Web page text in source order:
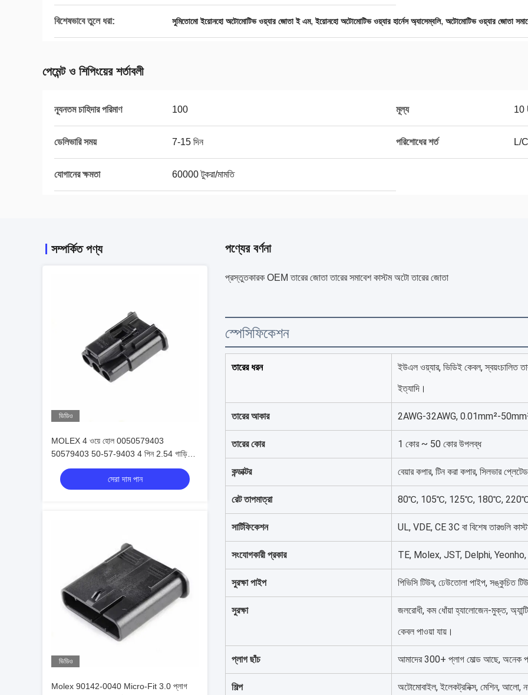
বিশেষভাবে তুলে ধরা: সুমিতোমো ইয়োনহো অটোমোটিভ ওয়্যার জোতা ই এম,ইয়োনহো অটোমোটিভ ওয়্যার হার্নেস অ্যাসেম্বলি, অটোমোটিভ ওয়্যার জোতা
পেমেন্ট ও শিপিংয়ের শর্তাবলী
ন্যূনতম চাহিদার পরিমাণ 100 মূল্য 10
ডেলিভারি সময় 7-15 দিন পরিশোধের শর্ত L/
যোগানের ক্ষমতা 60000 টুকরা/মামতি
সম্পর্কিত পণ্য
ভিডিও
MOLEX 4 ওয়ে হোল 0050579403
50579403 50-57-9403 4 পিন 2.54 গাড়ি
সংযোগকারী
সেরা দাম পান
ভিডিও
Molex 90142-0040 Micro-Fit 3.0 প্লাগ
পণ্যের বর্ণনা
প্রস্তুতকারক OEM তারের জোতা তারের সমাবেশ কাস্টম অটো তারের জোতা
স্পেসিফিকেশন
তারের ধরন
ইউএল ওয়্যার, ভিডিই কেবল, স্বয়ংচালিত
ইত্যাদি।
তারের আকার 2AWG-32AWG, 0.01mm²-
তারের কোর 1 কোর ~ 50 কোর উপলব্ধ
কন্ডাক্টর বেয়ার কপার, টিন করা কপার, সিলভার
রেট তাপমাত্রা 80℃, 105℃, 125℃, 180℃,
সার্টিফিকেশন UL, VDE, CE 3C বা বিশেষ তারগুলি
সংযোগকারী প্রকার TE, Molex, JST, Delphi, Yeonho,
সুরক্ষা পাইপ পিভিসি টিউব, ঢেউতোলা পাইপ, সঙ্কুচিত
সুরক্ষা
জলরোধী, কম ধোঁয়া হ্যালোজেন-মুক্ত,
কেবল পাওয়া যায়।
প্লাগ ছাঁচ আমাদের 300+ প্লাগ মোল্ড আছে, অনেক
শিল্প অটোমোবাইল, ইলেকট্রনিক্স, মেশিন, আলো,